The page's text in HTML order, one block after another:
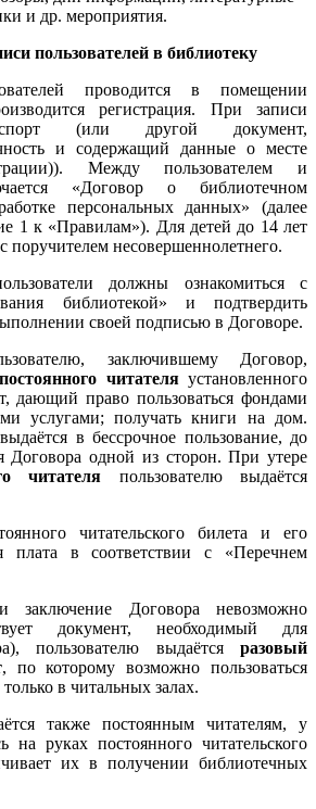
и др. мероприятия.
пользователей в библиотеку
проводится в помещении
регистрация. При записи
(или другой документ,
и содержащий данные о месте
Между пользователем и
«Договор о библиотечном
персональных данных» (далее
1 к «Правилам»). Для детей до 14 лет
поручителем несовершеннолетнего.
должны ознакомиться с
библиотекой» и подтвердить
своей подписью в Договоре.
заключившему Договор,
читателяустановленного
дающий право пользоваться фондами
услугами; получать книги на дом.
в бессрочное пользование, до
Договора одной из сторон. При утере
читателя пользователю выдаётся
читательского билета и его
плата в соответствии с «Перечнем
Договора невозможно
документ, необходимый для
пользователю выдаётся разовый
, по которому возможно пользоваться
в читальных залах.
также постоянным читателям, у
на руках постоянного читательского
их в получении библиотечных